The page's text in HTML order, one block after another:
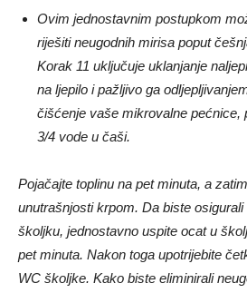
Ovim jednostavnim postupkom
riješiti neugodnih mirisa poput
Korak 11 uključuje uklanjanje
na ljepilo i pažljivo ga
čišćenje vaše mikrovalne pećnice,
3/4 vode u čaši.
Pojačajte toplinu na pet minuta, a
unutrašnjosti krpom. Da biste
školjku, jednostavno uspite ocat u
pet minuta. Nakon toga upotrijebite
WC školjke. Kako biste eliminirali